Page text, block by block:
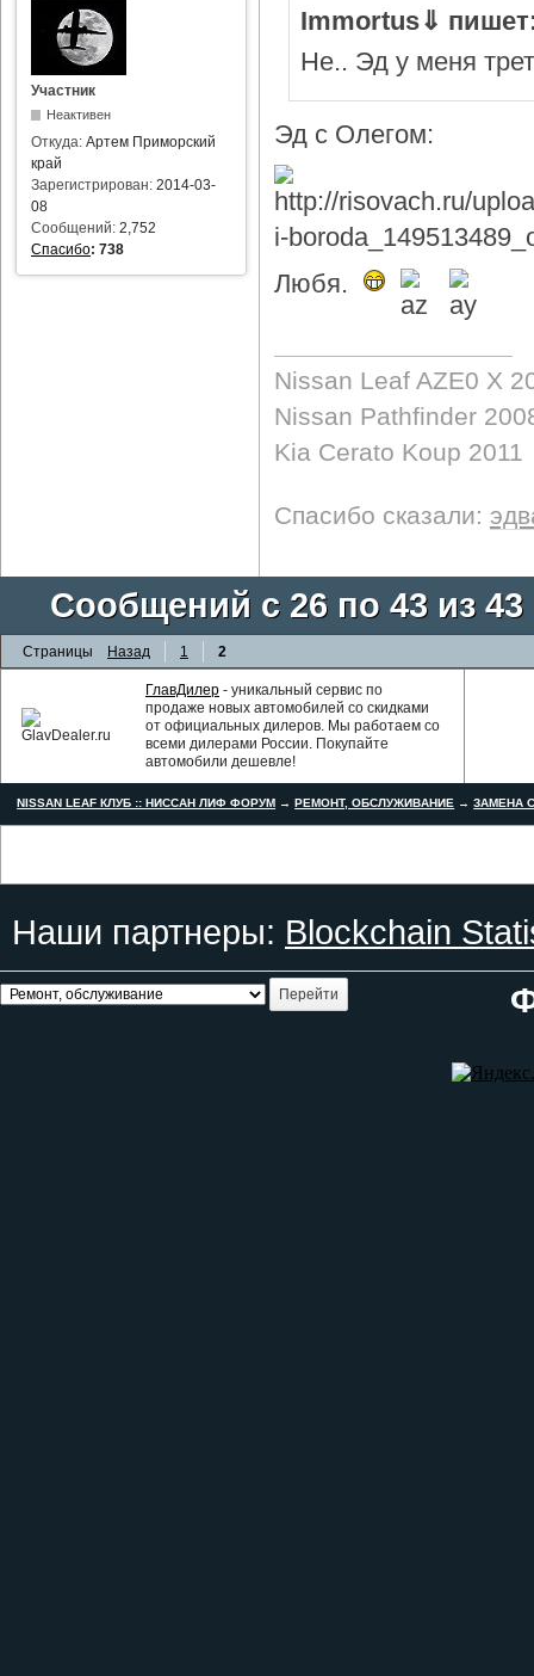
Участник
Неактивен
Откуда: Артем Приморский
край
Зарегистрирован: 2014-03-
08
Сообщений: 2,752
Спасибо: 738
Immortus⇓
Не.. Эд у меня
Эд с Олегом:
Любя.
Nissan Leaf AZE0 X
Nissan Pathfinder
Kia Cerato Koup 2011
Спасибо сказали:
Сообщений с 26 по 43 из 43
Страницы Назад 1 2
ГлавДилер - уникальный сервис по
продаже новых автомобилей со скидками
от официальных дилеров. Мы работаем со
всеми дилерами России. Покупайте
автомобили дешевле!
NISSAN LEAF КЛУБ :: НИССАН ЛИФ ФОРУМ →РЕМОНТ, ОБСЛУЖИВАНИЕ →ЗАМЕНА
Наши партнеры: Blockchain